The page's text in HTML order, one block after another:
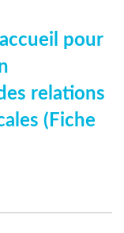
pour
relations
(Fiche